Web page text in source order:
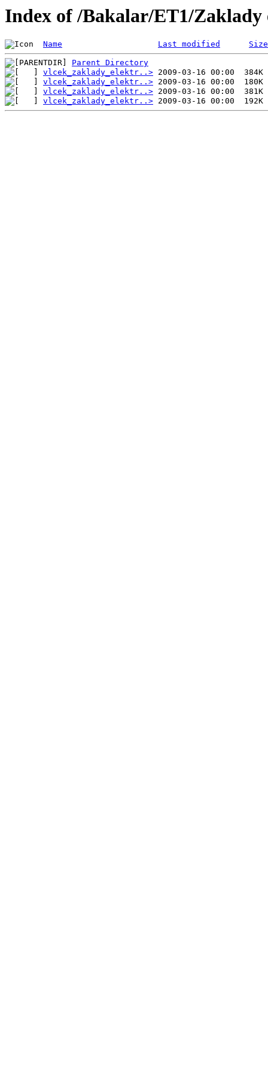
Index of /Bakalar/ET1/
Name Last modified Size
Parent Directory
vlcek_zaklady_elektr..>
vlcek_zaklady_elektr..>
vlcek_zaklady_elektr..>
vlcek_zaklady_elektr..>